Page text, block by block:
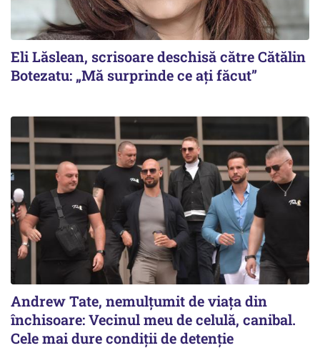
Eli Lăslean, scrisoare deschisă către Cătălin
Botezatu: „Mă surprinde ce ați făcut”
Andrew Tate, nemulțumit de viața din
închisoare: Vecinul meu de celulă, canibal.
Cele mai dure condiții de detenție